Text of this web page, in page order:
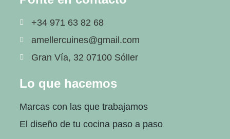
Lo que hacemos
Marcas con las que trabajamos
El diseño de tu cocina paso a paso
+34 971 63 82 68
amellercuines@gmail.com
Gran Vía, 32 07100 Sóller